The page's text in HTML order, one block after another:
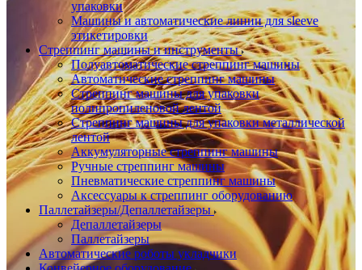
упаковки
Машины и автоматические линии для sleeve
этикетировки
Стреппинг машины и инструменты
Полуавтоматические стреппинг машины
Автоматические стреппинг машины
Стреппинг машины для упаковки
полипропиленовой лентой
Стреппинг машины для упаковки металлической
лентой
Аккумуляторные стреппинг машины
Ручные стреппинг машины
Пневматические стреппинг машины
Аксессуары к стреппинг оборудованию
Паллетайзеры/Депаллетайзеры
Депаллетайзеры
Паллетайзеры
Автоматические роботы укладчики